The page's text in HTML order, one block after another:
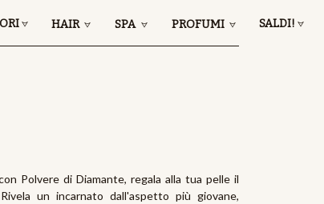
HAIR SPA PROFUMI SALDI!
Polvere di Diamante, regala alla tua pelle il
un incarnato dall'aspetto più giovane,